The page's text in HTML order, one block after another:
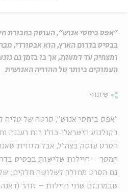
"אפס ביחסי אנוש", העוסק בחבורת
בבסיס בדרום הארץ, הוא אבסורדי,
ומצחיק עד דמעות, אך בו בזמן גם
העמוקים ביותר של ההוויה האנושית
שיתוף
"אפס ביחסי אנוש", סרטה של טליה
בקולנוע הישראלי. כולו רוח
הסרט עוסק בצה"ל, אבל מזווית
המסך – חיילות שלישות בבסיס
גם הסרט מחולק לשלושה חלקים:
שבמרכזם שתי חיילות – זוהר